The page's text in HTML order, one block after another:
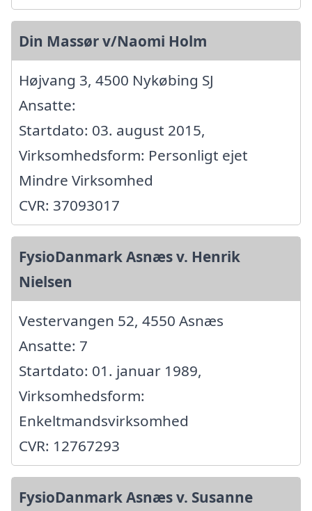
Din Massør v/Naomi Holm
Højvang 3, 4500 Nykøbing SJ
Ansatte:
Startdato: 03. august 2015,
Virksomhedsform: Personligt ejet
Mindre Virksomhed
CVR: 37093017
FysioDanmark Asnæs v. Henrik
Nielsen
Vestervangen 52, 4550 Asnæs
Ansatte: 7
Startdato: 01. januar 1989,
Virksomhedsform:
Enkeltmandsvirksomhed
CVR: 12767293
FysioDanmark Asnæs v. Susanne